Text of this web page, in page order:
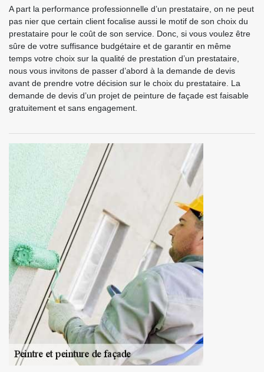
A part la performance professionnelle d’un prestataire, on ne peut
pas nier que certain client focalise aussi le motif de son choix du
prestataire pour le coût de son service. Donc, si vous voulez être
sûre de votre suffisance budgétaire et de garantir en même
temps votre choix sur la qualité de prestation d’un prestataire,
nous vous invitons de passer d’abord à la demande de devis
avant de prendre votre décision sur le choix du prestataire. La
demande de devis d’un projet de peinture de façade est faisable
gratuitement et sans engagement.